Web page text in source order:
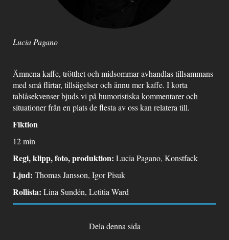
Lucia Pagano
Ämnena kaffe, trötthet och midsommar avhandlas tillsammans
med små flirtar, tillsägelser och ännu mer kaffe. I korta
tablåsekvenser bjuds vi på humoristiska kommentarer och
situationer från en plats de flesta av oss kan relatera till.
Fiktion
12 min
Regi, klipp, foto, produktion: Lucia Pagano, Konstfack
Ljud: Thomas Jansson, Igor Pisuk
Rollista: Lina Sundén, Letitia Ward
Dela denna sida